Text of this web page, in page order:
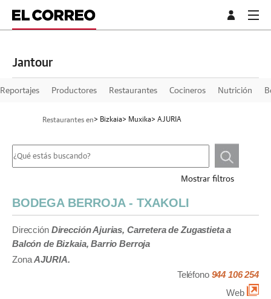
Jantour
Reportajes Productores Restaurantes Cocineros Nutrición
Restaurantes en> Bizkaia> Muxika> AJURIA
Mostrar filtros
BODEGA BERROJA - TXAKOLI
Dirección Dirección Ajurias, Carretera de Zugastieta a
Balcón de Bizkaia, Barrio Berroja
Zona AJURIA.
Teléfono 944 106 254
Web